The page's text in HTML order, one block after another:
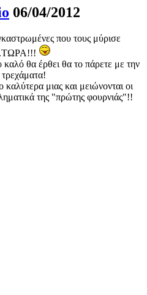
06/04/2012
που τους μύρισε
θα έρθει θα το πάρετε με την
τρεχάματα!
μιας και μειώνονται οι
της "πρώτης φουρνιάς"!!